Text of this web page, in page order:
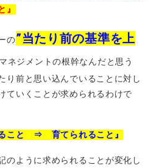
』
の”当たり前の基準を上
ネジメントの根幹なんだと思う
り前と思い込んでいることに対し
ていくことが求められるわけで
こと ⇒ 育てられること』
のように求められることが変化し